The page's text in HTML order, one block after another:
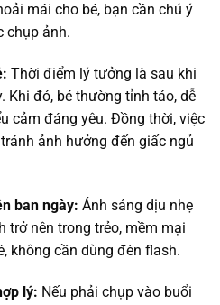
mái cho bé, bạn cần chú ý
chụp ảnh.
Thời điểm lý tưởng là sau khi
Khi đó, bé thường tỉnh táo, dễ
cảm đáng yêu. Đồng thời, việc
ảnh hưởng đến giấc ngủ
ban ngày: Ánh sáng dịu nhẹ
trở nên trong trẻo, mềm mại
không cần dùng đèn flash.
lý: Nếu phải chụp vào buổi